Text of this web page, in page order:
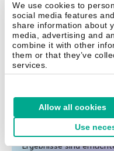
We use cookies to
social media features
share information about
media, advertising and
combine it with other
them or that they’ve
services.
Allow all cookies
Use
In
geknackt:
Wir haben unsere
Möglichkeit,
die im Darknet
Ergebnisse sind